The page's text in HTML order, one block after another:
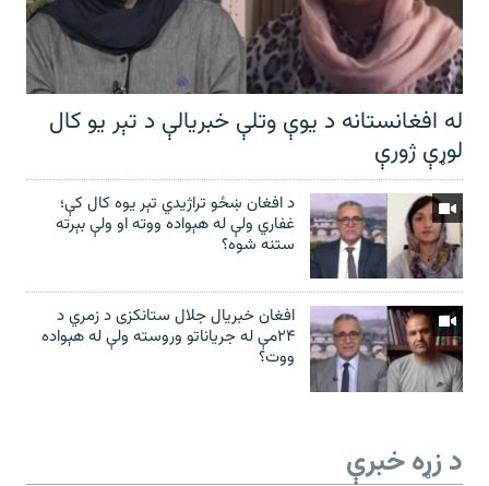
له افغانستانه د یوې وتلې خبریالې د تېر يو کال
لوړې ژورې
د افغان ښځو تراژیدي تېر یوه کال کې؛
غفاري ولې له هېواده ووته او ولې بېرته
ستنه شوه؟
افغان خبریال جلال ستانکزی د زمري د
۲۴مې له جریاناتو وروسته ولې له هېواده
ووت؟
د زړه خبرې